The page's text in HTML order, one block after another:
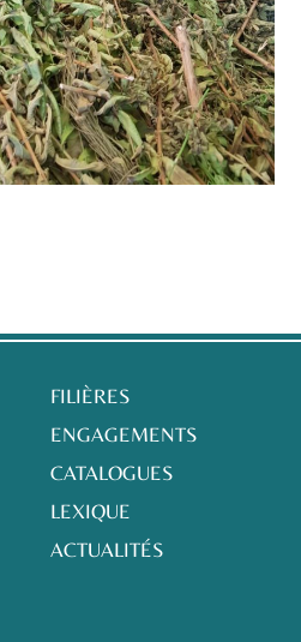
FILIÈRES
ENGAGEMENTS
CATALOGUES
LEXIQUE
ACTUALITÉS